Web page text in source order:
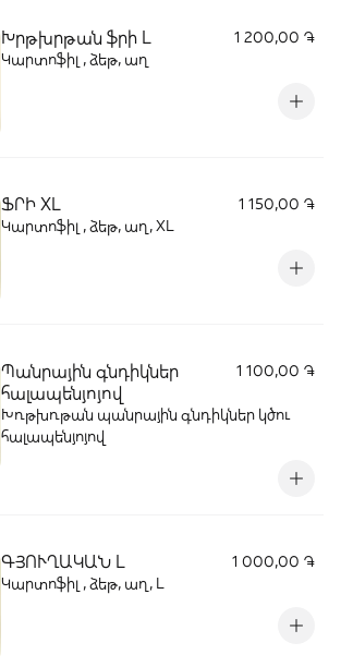
Խրթխրթան ֆրի L
1 200,00 ֏
Կարտոֆիլ , ձեթ, աղ
ՖՐԻ XL
1 150,00 ֏
Կարտոֆիլ , ձեթ, աղ, XL
Պանրային գնդիկներ
հալապենյոյով
1 100,00 ֏
Խռթխռթան պանրային գնդիկներ կծու
հալապենյոյով
ԳՅՈՒՂԱԿԱՆ L
1 000,00 ֏
Կարտոֆիլ , ձեթ, աղ, L